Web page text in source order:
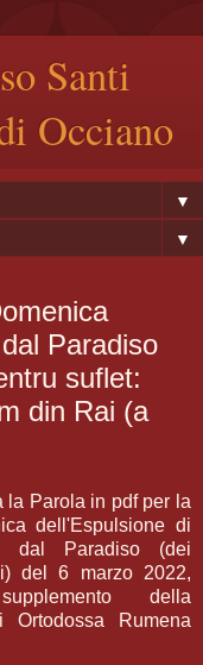
Santi
Occiano
▼
▼
Paradiso
suflet:
din Rai (a
la Parola in pdf per la
dell'Espulsione di
dal Paradiso (dei
del 6 marzo 2022,
della
Ortodossa Rumena